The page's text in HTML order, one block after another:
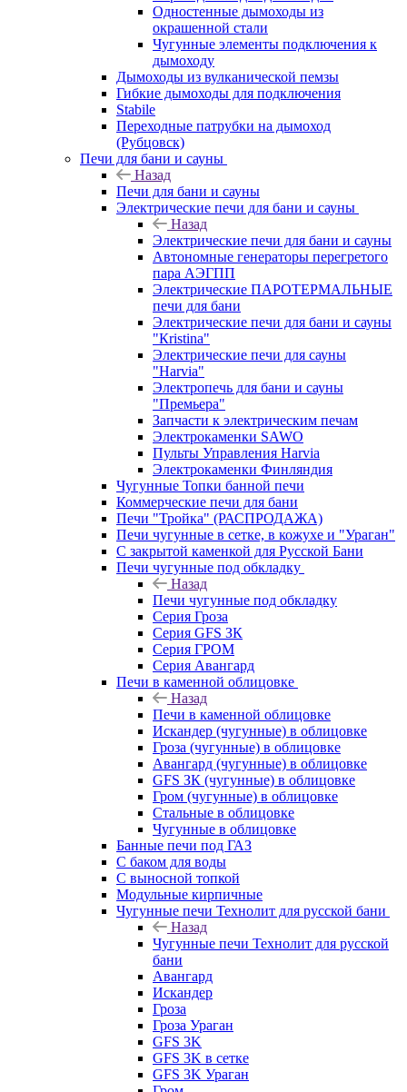
Одностенные дымоходы из
окрашенной стали
Чугунные элементы подключения к
дымоходу
Дымоходы из вулканической пемзы
Гибкие дымоходы для подключения
Stabile
Переходные патрубки на дымоход
(Рубцовск)
Печи для бани и сауны
Назад
Печи для бани и сауны
Электрические печи для бани и сауны
Назад
Электрические печи для бани и сауны
Автономные генераторы перегретого
пара АЭГПП
Электрические ПАРОТЕРМАЛЬНЫЕ
печи для бани
Электрические печи для бани и сауны
"Кristina"
Электрические печи для сауны
"Harvia"
Электропечь для бани и сауны
"Премьера"
Запчасти к электрическим печам
Электрокаменки SAWO
Пульты Управления Harvia
Электрокаменки Финляндия
Чугунные Топки банной печи
Коммерческие печи для бани
Печи "Тройка" (РАСПРОДАЖА)
Печи чугунные в сетке, в кожухе и "Ураган"
С закрытой каменкой для Русской Бани
Печи чугунные под обкладку
Назад
Печи чугунные под обкладку
Серия Гроза
Серия GFS ЗК
Серия ГРОМ
Серия Авангард
Печи в каменной облицовке
Назад
Печи в каменной облицовке
Искандер (чугунные) в облицовке
Гроза (чугунные) в облицовке
Авангард (чугунные) в облицовке
GFS ЗК (чугунные) в облицовке
Гром (чугунные) в облицовке
Стальные в облицовке
Чугунные в облицовке
Банные печи под ГАЗ
С баком для воды
С выносной топкой
Модульные кирпичные
Чугунные печи Технолит для русской бани
Назад
Чугунные печи Технолит для русской
бани
Авангард
Искандер
Гроза
Гроза Ураган
GFS 3K
GFS 3K в сетке
GFS 3K Ураган